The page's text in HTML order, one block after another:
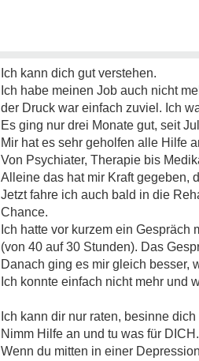
Ich kann dich gut verstehen.
Ich habe meinen Job auch nicht
der Druck war einfach zuviel. Ich
Es ging nur drei Monate gut, seit
Mir hat es sehr geholfen alle Hilfe
Von Psychiater, Therapie bis
Alleine das hat mir Kraft gegeben,
Jetzt fahre ich auch bald in die
Chance.
Ich hatte vor kurzem ein Gespräch
(von 40 auf 30 Stunden). Das
Danach ging es mir gleich besser,
Ich konnte einfach nicht mehr und
Ich kann dir nur raten, besinne
Nimm Hilfe an und tu was für DICH.
Wenn du mitten in einer